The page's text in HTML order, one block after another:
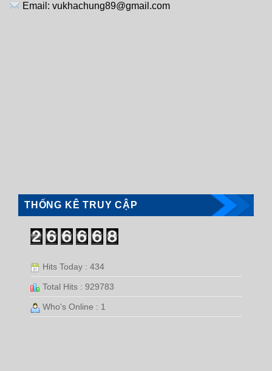
Email: vukhachung89@gmail.com
THỐNG KÊ TRUY CẬP
Hits Today : 434
Total Hits : 929783
Who's Online : 1